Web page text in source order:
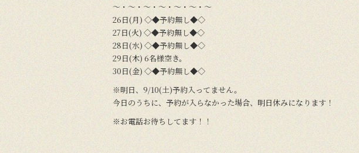
～・～・～・～・～・～・～
26日(月) ◇◆予約無し◆◇
27日(火) ◇◆予約無し◆◇
28日(水) ◇◆予約無し◆◇
29日(木) 6名様空き。
30日(金) ◇◆予約無し◆◇
※明日、9/10(土)予約入ってません。
今日のうちに、予約が入らなかった場合、明日休みになります！
※お電話お待ちしてます！！